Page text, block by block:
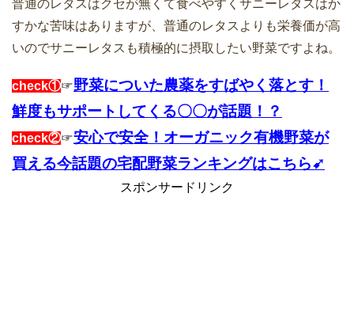
普通のレタスはクセが無くて食べやすくサニーレタスはか
すかな苦味はありますが、普通のレタスよりも栄養価が高
いのでサニーレタスも積極的に摂取したい野菜ですよね。
check①☞野菜についた農薬をすばやく落とす！
鮮度もサポートしてくる〇〇が話題！？
check②☞安心で安全！オーガニック有機野菜が
買える今話題の宅配野菜ランキングはこちら➹
スポンサードリンク